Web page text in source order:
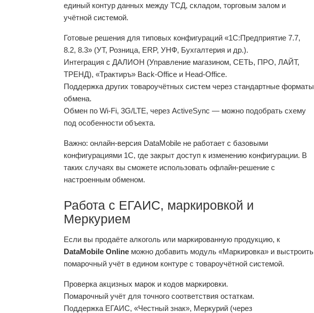
единый контур данных между ТСД, складом, торговым залом и
учётной системой.
Готовые решения для типовых конфигураций «1С:Предприятие 7.7,
8.2, 8.3» (УТ, Розница, ERP, УНФ, Бухгалтерия и др.).
Интеграция с ДАЛИОН (Управление магазином, СЕТЬ, ПРО, ЛАЙТ,
ТРЕНД), «Трактиръ» Back‑Office и Head‑Office.
Поддержка других товароучётных систем через стандартные форматы
обмена.
Обмен по Wi‑Fi, 3G/LTE, через ActiveSync — можно подобрать схему
под особенности объекта.
Важно: онлайн‑версия DataMobile не работает с базовыми
конфигурациями 1С, где закрыт доступ к изменению конфигурации. В
таких случаях вы сможете использовать офлайн‑решение с
настроенным обменом.
Работа с ЕГАИС, маркировкой и
Меркурием
Если вы продаёте алкоголь или маркированную продукцию, к
DataMobile Online можно добавить модуль «Маркировка» и выстроить
помарочный учёт в едином контуре с товароучётной системой.
Проверка акцизных марок и кодов маркировки.
Помарочный учёт для точного соответствия остаткам.
Поддержка ЕГАИС, «Честный знак», Меркурий (через